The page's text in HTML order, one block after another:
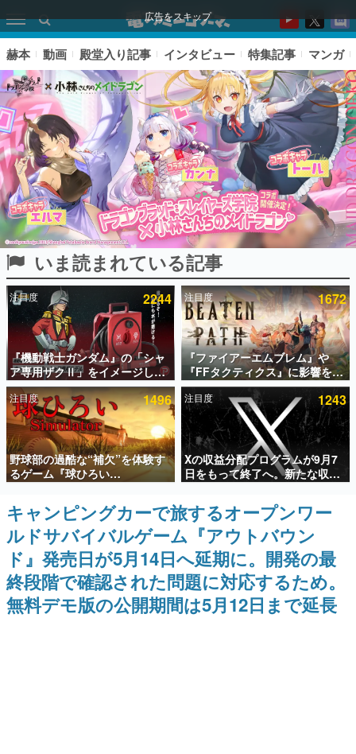
広告をスキップ
ピックアップ
電ファミのいま読まれている記事ランキング
アプリセール情報
インタビュー
連載・特集一覧
殿堂入り記事
SNS拡散数が数千以上！ ページビュー数万以上！ などな
ど。多くの人々に読まれた、電ファミ渾身の“殿堂入り”記
事をまとめました。
ゲームの企画書
名作ゲームクリエイターの方々に製作時のエピソードをお
聞きし、ヒットする企画（ゲーム）とは何か？を探ってい
きます。
赫本
この物語を解いてはいけない。『赫本』は、〈試験問題〉
の形をした短編ホラー小説集です。
赫本 動画 殿堂入り記事 インタビュー 特集記事 マンガ
いま読まれている記事
注目度 2244
『機動戦士ガンダム』の「シャ
ア専用ザクⅡ」をイメージした
散水ホースリールが予約開始。
本体にはシャアのパーソナルマ
ークやジオン公国軍のエンブレ
ム、型式番号などを配置
注目度 1672
『ファイアーエムブレム』や
『FFタクティクス』に影響を受
けた新作戦略RPG『Beaten
Path』2027年に発売へ。
PC（Steam）、PS5、Xbox、
Switch向けにリリース予定
注目度 1496
野球部の過酷な“補欠”を体験す
るゲーム『球ひろい
Simulator』が「1件」のウィッ
シュリストをもとにチェコ語に
対応しSNSで話題に。『キング
ダム・カム』開発元やチェコの
プロ野球選手から称賛の声
注目度 1243
Xの収益分配プログラムが9月7
日をもって終了へ。新たな収益
化制度「Original Content
Rewards Program」を発表
キャンピングカーで旅するオープンワー
ルドサバイバルゲーム『アウトバウン
ド』発売日が5月14日へ延期に。開発の最
終段階で確認された問題に対応するため。
無料デモ版の公開期間は5月12日まで延長